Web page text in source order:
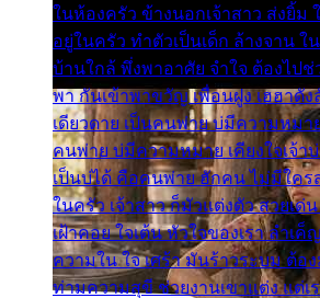
ในห้องครัว ข้างนอกเจ้าสาว ส่งยิ้ม
อยู่ในครัว ทำตัวเป็นเด็ก ล้างจาน ใ
บ้านใกล้ พึ่งพาอาศัย จำใจ ต้องไปช่
พา กันเข้าพาขวัญ เพื่อนฝูง เฮฮาดัง
เดียวดาย เป็นคนพ่าย บ่มีความหมาย
คนพ่าย บ่มีความหมาย เคียงใจเจ้าบ่
เป็นบ่ได้ คือคนพ่าย ฮักคน ไม่มีใคร
ในครัว เจ้าสาว ก็มัวแต่งตัว สวยเด่น
เฝ้าคอย ใจเต้น หัวใจของเรา ลำเ
ความใน ใจ เศร้า มันร้าวระบม ต้อ
ท่ามความสุขี ช่วยงานเขาแต่ง แต่เ